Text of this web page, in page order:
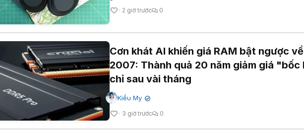
2 giờ trước 0
Cơn khát AI khiến giá RAM bật ngược
2007: Thành quả 20 năm giảm giá "bốc
chỉ sau vài tháng
Kiều My ✔
3 giờ trước 0